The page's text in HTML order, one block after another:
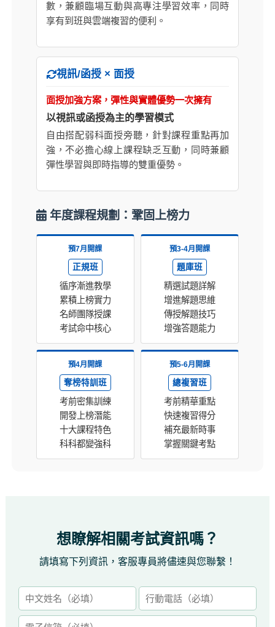
數，兼顧臨場互動與高專注學習效率，同時
享有到班與雲端複習的便利。
視訊/函授 × 面授
面授加強方案，彈性與實體優勢一次擁有
以視訊或函授為主的學習模式
自由搭配弱科面授旁聽，針對課程重點再加
強，不必擔心線上課程缺乏互動，同時兼顧
彈性學習與即時指導的雙重優勢。
年度課程規劃：鞏固上榜力
預7月開課
正規班
循序漸進教學
累積上榜實力
名師團隊授課
考試命中核心
預3-4月開課
題庫班
精選試題詳解
增進解題思維
傳授解題技巧
增強答題能力
預4月開課
奪榜特訓班
考前密集訓練
開發上榜潛能
十大課程特色
科科都變強科
預5-6月開課
總複習班
考前精華重點
快速複習得分
補充最新時事
掌握關鍵考點
想瞭解相關考試資訊嗎？
請填寫下列資訊，客服專員將儘速與您聯繫！